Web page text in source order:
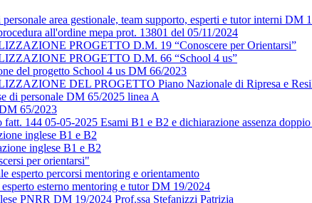
area gestionale, team supporto, esperti e tutor interni DM
all'ordine mepa prot. 13801 del 05/11/2024
PROGETTO D.M. 19 “Conoscere per Orientarsi”
PROGETTO D.M. 66 “School 4 us”
del progetto School 4 us DM 66/2023
DEL PROGETTO Piano Nazionale di Ripresa e
di personale DM 65/2025 linea A
65/2023
144 05-05-2025 Esami B1 e B2 e dichiarazione assenza
inglese B1 e B2
inglese B1 e B2
per orientarsi"
esperto percorsi mentoring e orientamento
esterno mentoring e tutor DM 19/2024
PNRR DM 19/2024 Prof.ssa Stefanizzi Patrizia